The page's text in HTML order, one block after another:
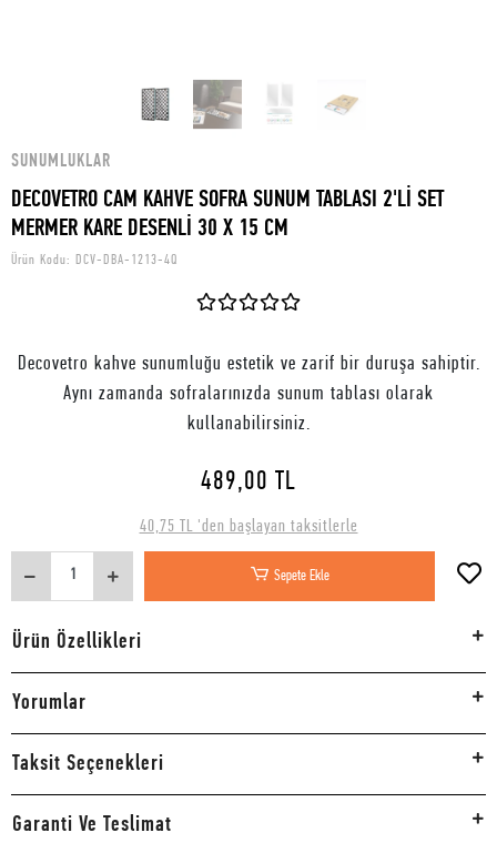
SUNUMLUKLAR
DECOVETRO CAM KAHVE SOFRA SUNUM TABLASI 2'Lİ SET
MERMER KARE DESENLİ 30 X 15 CM
Ürün Kodu: DCV-DBA-1213-4Q
Decovetro kahve sunumluğu estetik ve zarif bir duruşa sahiptir.
Aynı zamanda sofralarınızda sunum tablası olarak
kullanabilirsiniz.
489,00 TL
40,75 TL 'den başlayan taksitlerle
Sepete Ekle
Ürün Özellikleri
Yorumlar
Taksit Seçenekleri
Garanti Ve Teslimat